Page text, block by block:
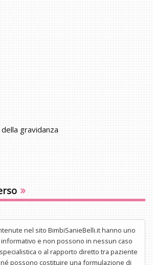
gravidanza
»
nel sito BimbiSanieBelli.it hanno uno
e non possono in nessun caso
o al rapporto diretto tra paziente
possono costituire una formulazione di